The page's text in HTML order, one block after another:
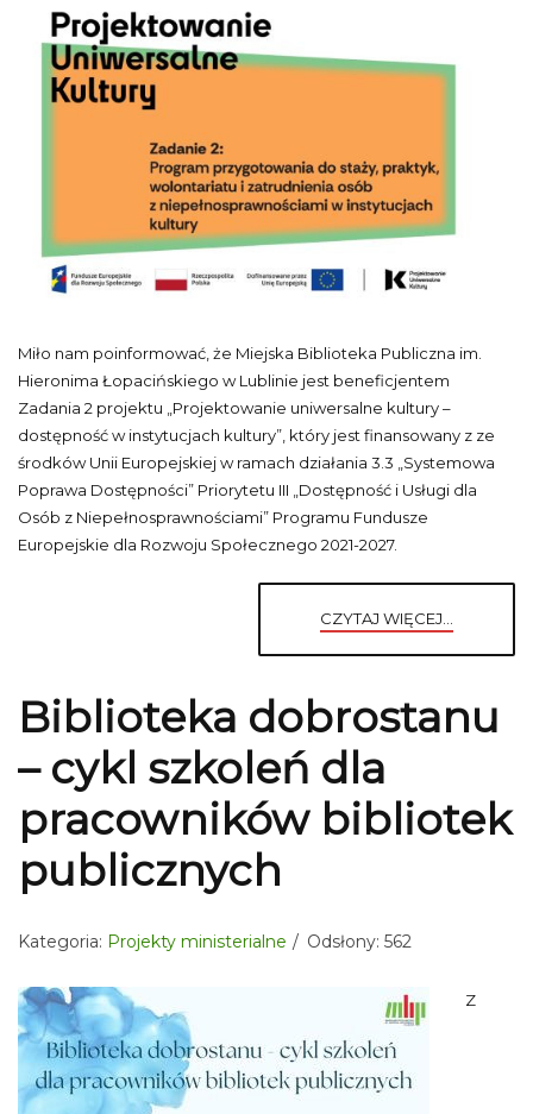
Miło nam poinformować, że Miejska Biblioteka Publiczna im.
Hieronima Łopacińskiego w Lublinie jest beneficjentem
Zadania 2 projektu „Projektowanie uniwersalne kultury –
dostępność w instytucjach kultury”, który jest finansowany z ze
środków Unii Europejskiej w ramach działania 3.3 „Systemowa
Poprawa Dostępności” Priorytetu III „Dostępność i Usługi dla
Osób z Niepełnosprawnościami” Programu Fundusze
Europejskie dla Rozwoju Społecznego 2021-2027.
CZYTAJ WIĘCEJ...
Biblioteka dobrostanu
– cykl szkoleń dla
pracowników bibliotek
publicznych
Kategoria: Projekty ministerialne Odsłony: 562
Z